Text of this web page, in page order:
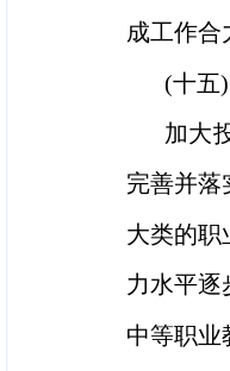
成工作合
(十五
加大
完善并落
大类的职
力水平逐
中等职业